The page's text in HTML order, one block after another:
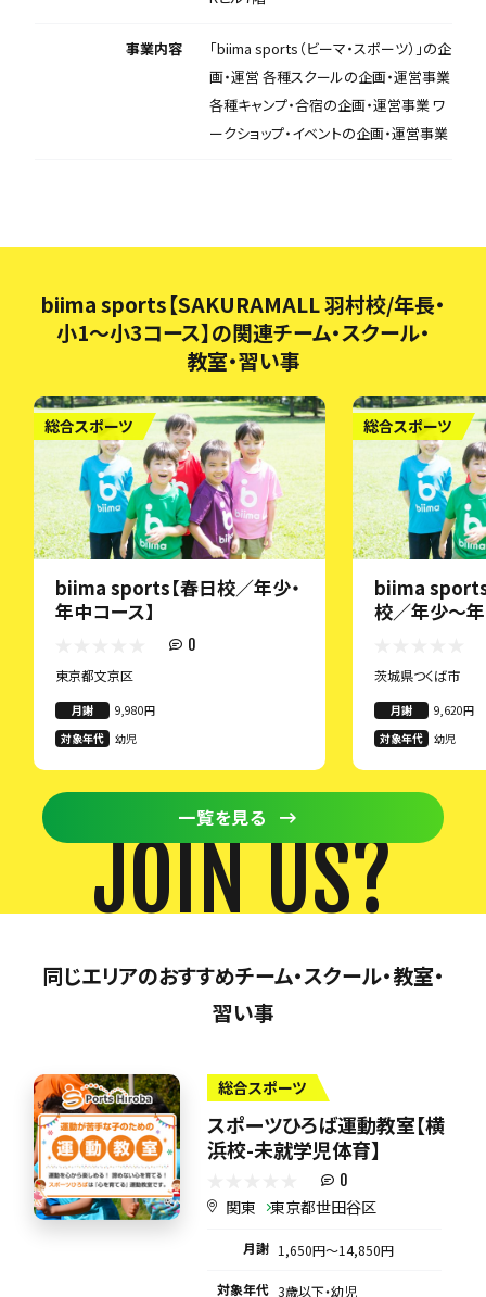
事業内容
「biima sports（ビーマ・スポーツ）」の企
画・運営 各種スクールの企画・運営事業
各種キャンプ・合宿の企画・運営事業 ワ
ークショップ・イベントの企画・運営事業
biima sports【SAKURAMALL 羽村校/年長・
小1～小3コース】の関連チーム・スクール・
教室・習い事
総合スポーツ
biima sports【春日校／年少・
年中コース】
0
東京都文京区
月謝
9,980円
対象年代
幼児
総合スポーツ
biima sports
校／年少～年
茨城県つくば市
月謝
9,620円
対象年代
幼児
一覧を見る
JOIN US?
同じエリアのおすすめチーム・スクール・教室・
習い事
総合スポーツ
スポーツひろば運動教室【横
浜校-未就学児体育】
0
関東 東京都世田谷区
月謝 1,650円〜14,850円
対象年代 3歳以下・幼児